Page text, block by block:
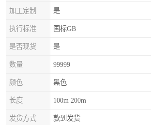
加工定制 是
执行标准 国标GB
是否现货 是
数量 99999
颜色 黑色
长度 100m 200m
发货方式 款到发货